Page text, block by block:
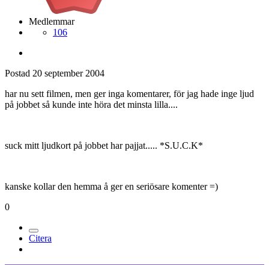
Medlemmar
106
Postad 20 september 2004
har nu sett filmen, men ger inga komentarer, för jag hade inge ljud
på jobbet så kunde inte höra det minsta lilla....
suck mitt ljudkort på jobbet har pajjat..... *S.U.C.K*
kanske kollar den hemma å ger en seriösare komenter =)
0
Citera